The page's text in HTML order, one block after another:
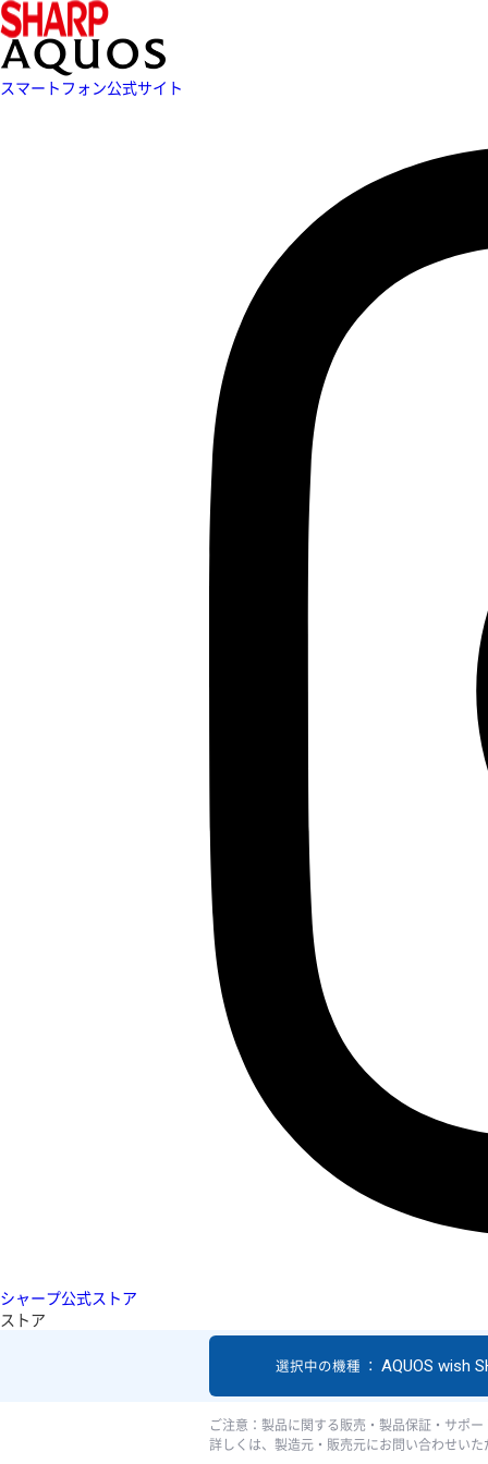
スマートフォン公式サイト
シャープ公式ストア
ストア
選択中の機種 ： AQUOS wish
ご注意：製品に関する販売・製品保証・サポ
詳しくは、製造元・販売元にお問い合わせい